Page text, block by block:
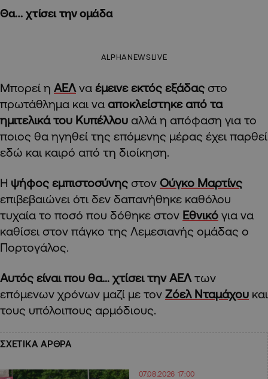
Θα… χτίσει την ομάδα
ALPHANEWSLIVE
Μπορεί η ΑΕΛ να έμεινε εκτός εξάδας στο
πρωτάθλημα και να αποκλείστηκε από τα
ημιτελικά του Κυπέλλου αλλά η απόφαση για το
ποιος θα ηγηθεί της επόμενης μέρας έχει παρθεί
εδώ και καιρό από τη διοίκηση.
Η ψήφος εμπιστοσύνης στον Ούγκο Μαρτίνς
επιβεβαιώνει ότι δεν δαπανήθηκε καθόλου
τυχαία το ποσό που δόθηκε στον Εθνικό για να
καθίσει στον πάγκο της Λεμεσιανής ομάδας ο
Πορτογάλος.
Αυτός είναι που θα… χτίσει την ΑΕΛ των
επόμενων χρόνων μαζί με τον Ζόελ Νταμάχου και
τους υπόλοιπους αρμόδιους.
ΣΧΕΤΙΚΑ ΑΡΘΡΑ
07.08.2026 17:00